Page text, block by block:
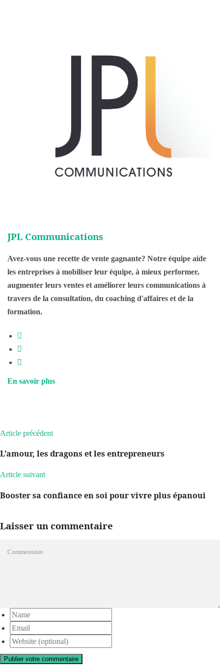
JPL Communications
Avez-vous une recette de vente gagnante? Notre équipe aide
les entreprises à mobiliser leur équipe, à mieux performer,
augmenter leurs ventes et améliorer leurs communications à
travers de la consultation, du coaching d'affaires et de la
formation.
En savoir plus
Article précédent
L’amour, les dragons et les entrepreneurs
Article suivant
Booster sa confiance en soi pour vivre plus épanoui
Laisser un commentaire
Publier votre commentaire